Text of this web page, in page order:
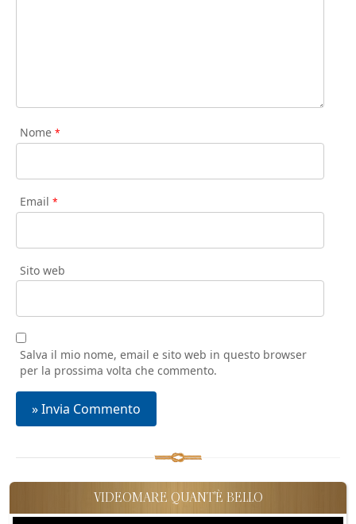
Nome *
Email *
Sito web
Salva il mio nome, email e sito web in questo browser
per la prossima volta che commento.
VIDEOMARE QUANT'È BELLO